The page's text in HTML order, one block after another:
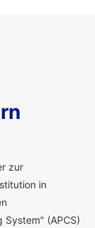
zur
in
System" (APCS)